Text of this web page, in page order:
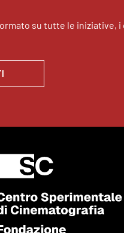
su tutte le iniziative, i